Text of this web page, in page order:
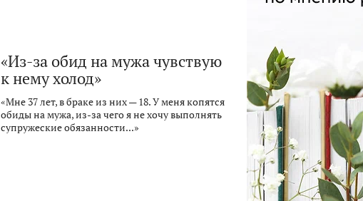
«Из-за обид на мужа чувствую
к нему холод»
«Мне 37 лет, в браке из них — 18. У меня копятся
обиды на мужа, из-за чего я не хочу выполнять
супружеские обязанности...»